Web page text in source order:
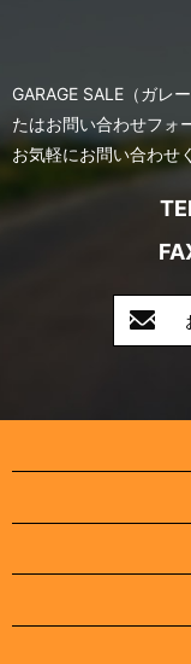
GARAGE SALE（ガレ
たはお問い合わせフォ
お気軽にお問い合わせ